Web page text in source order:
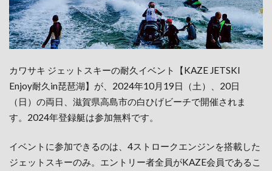
カワサキ ジェットスキーの耐久イベント【KAZE JETSKI
Enjoy耐久in琵琶湖】が、2024年10月19日（土）、20日
（日）の両日、滋賀県高島市の白ひげビーチで開催されま
す。2024年登録艇は参加無料です。
イベントに参加できるのは、4ストロークエンジンを搭載した
ジェットスキーのみ。エントリー者全員がKAZE会員であるこ